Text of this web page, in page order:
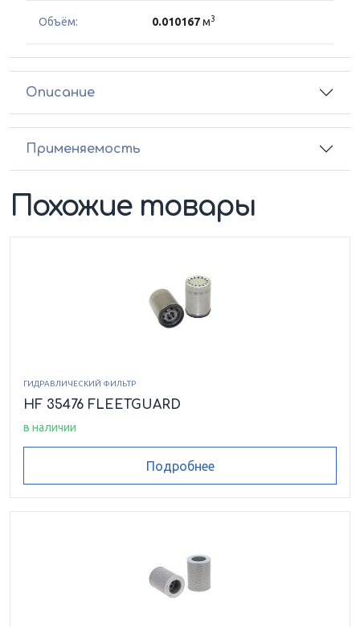
Объём: 0.010167м3
Описание
Применяемость
Похожие товары
ГИДРАВЛИЧЕСКИЙ ФИЛЬТР
HF 35476 FLEETGUARD
в наличии
Подробнее